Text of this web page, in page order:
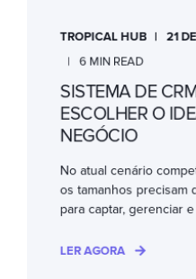
TROPICAL HUB 21
6 MIN READ
SISTEMA DE
ESCOLHER O
NEGÓCIO
No atual cenário
os tamanhos precisam
para captar, gerenciar
LER AGORA